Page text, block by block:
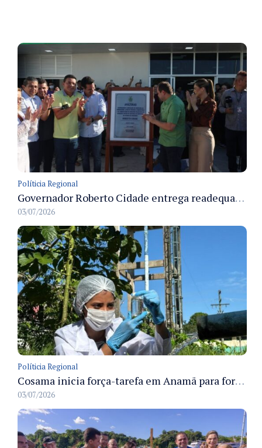
Políticia Regional
Governador Roberto Cidade entrega readequação do ambulatório da FCecon e amplia capacidade de atendimento oncológico em Manaus
03/07/2026
Políticia Regional
Cosama inicia força-tarefa em Anamã para fortalecer abastecimento de água e segurança hídrica da população
03/07/2026